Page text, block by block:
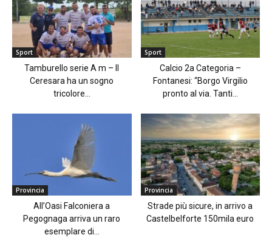
Sport
Tamburello serie A m – Il
Ceresara ha un sogno
tricolore...
Sport
Calcio 2a Categoria –
Fontanesi: “Borgo Virgilio
pronto al via. Tanti...
Provincia
All’Oasi Falconiera a
Pegognaga arriva un raro
esemplare di...
Provincia
Strade più sicure, in arrivo a
Castelbelforte 150mila euro